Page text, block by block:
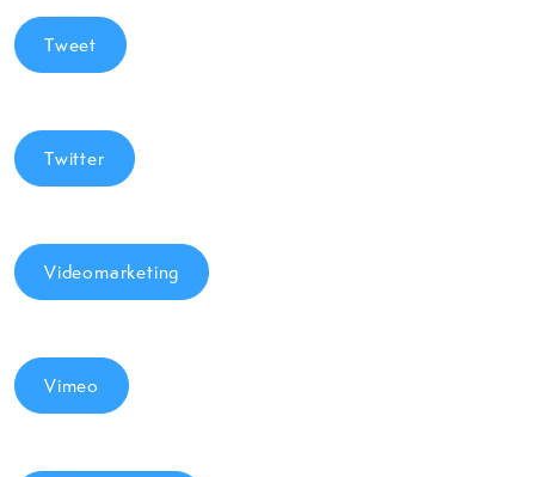
Tweet
Twitter
Videomarketing
Vimeo